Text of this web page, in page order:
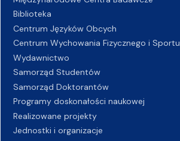
Biblioteka
Centrum Języków Obcych
Centrum Wychowania Fizycznego i Sportu
Wydawnictwo
Samorząd Studentów
Samorząd Doktorantów
Programy doskonałości naukowej
Realizowane projekty
Jednostki i organizacje